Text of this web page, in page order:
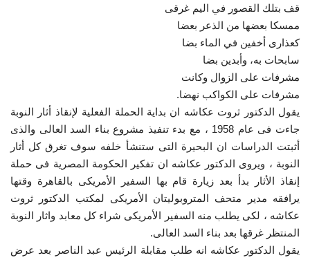
قف بتلك القصور في اليم غرقى
ممسكا بعضها من الذعر بعضا
كعذارى أخفين في الماء بضا
سابحات به، وأبدين بضا
مشرفات على الزوال وكانت
مشرفات على الكواكب نهضا.
يقول الدكتور ثروت عكاشه ان بداية الحملة الفعلية لإنقاذ أثار النوبة
جاءت فى عام 1958 ، مع بدء تنفيذ مشروع بناء السد العالى والذى
أثبتت الدراسات ان البحيرة التى ستنشأ خلفه سوف تغرق كل أثار
النوبة ، ويروى الدكتور عكاشه ان تفكير الحكومة المصرية فى حملة
إنقاذ الأثار بدأ بعد زيارة قام بها السفير الأمريكى بالقاهرة وقتها
يرافقه مدير متحف المتروبوليتان الأمريكى لمكتب الدكتور ثروت
عكاشه ، لكى يطلب منه السفير الأمريكى شراء كل معابد واثار النوبة
المنتظر غرقها بعد بناء السد العالى.
يقول الدكتور عكاشه انه طلب مقابلة الرئيس عبد الناصر بعد عرض